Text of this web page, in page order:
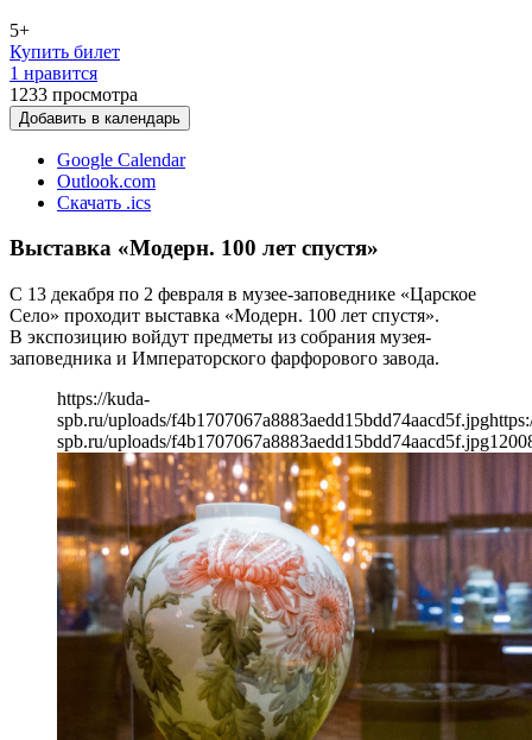
5+
Купить билет
1 нравится
1233 просмотра
Добавить в календарь
Google Calendar
Outlook.com
Скачать .ics
Выставка «Модерн. 100 лет спустя»
С 13 декабря по 2 февраля в музее-заповеднике «Царское
Село» проходит выставка «Модерн. 100 лет спустя».
В экспозицию войдут предметы из собрания музея-
заповедника и Императорского фарфорового завода.
https://kuda-
spb.ru/uploads/f4b1707067a8883aedd15bdd74aacd5f.jpg
spb.ru/uploads/f4b1707067a8883aedd15bdd74aacd5f.jpg1200